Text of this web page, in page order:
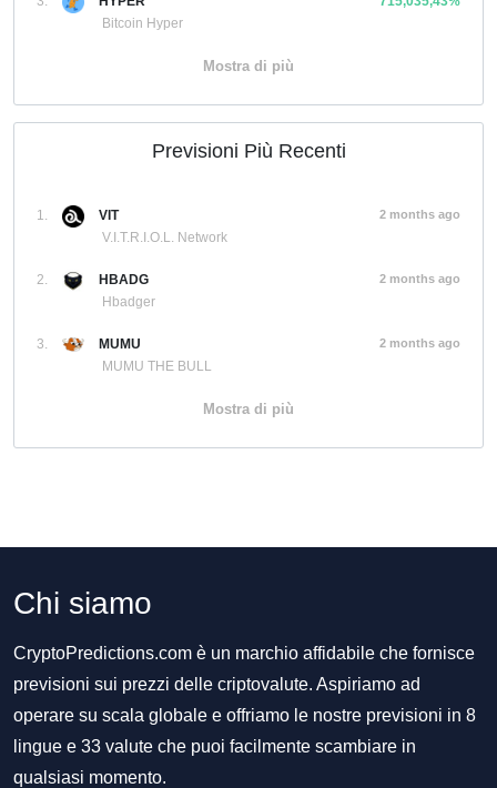
Bitcoin Hyper
Mostra di più
Previsioni Più Recenti
1.
VIT
V.I.T.R.I.O.L. Network
2 months ago
2.
HBADG
Hbadger
2 months ago
3.
MUMU
MUMU THE BULL
2 months ago
Mostra di più
Chi siamo
CryptoPredictions.com è un marchio affidabile che fornisce
previsioni sui prezzi delle criptovalute. Aspiriamo ad
operare su scala globale e offriamo le nostre previsioni in 8
lingue e 33 valute che puoi facilmente scambiare in
qualsiasi momento.